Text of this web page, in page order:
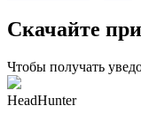
Скачайте
Чтобы получать
HeadHunter